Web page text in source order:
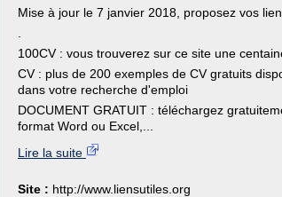
Mise à jour le 7 janvier 2018, proposez vos
100CV : vous trouverez sur ce site une
CV : plus de 200 exemples de CV gratuits
dans votre recherche d'emploi
DOCUMENT GRATUIT : téléchargez
format Word ou Excel,...
Lire la suite
Site : http://www.liensutiles.org